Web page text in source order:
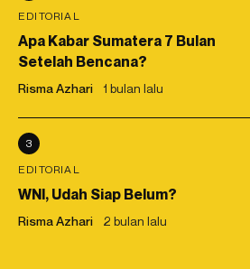
EDITORIAL
Apa Kabar Sumatera 7 Bulan
Setelah Bencana?
Risma Azhari 1 bulan lalu
3
EDITORIAL
WNI, Udah Siap Belum?
Risma Azhari 2 bulan lalu